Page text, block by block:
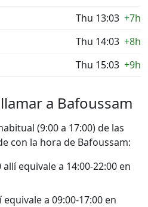
Thu 13:03 +7h
Thu 14:03 +8h
Thu 15:03 +9h
a Bafoussam
(9:00 a 17:00) de las
con la hora de Bafoussam:
allí equivale a 14:00-22:00 en
equivale a 09:00-17:00 en